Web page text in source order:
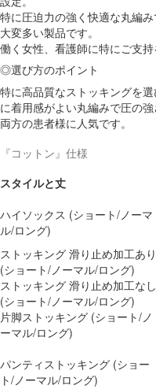
特に圧迫力の強く快適な丸編
大変多い製品です。
働く女性、看護師に特にご支持
◎選び方のポイント
特に高品質なストッキングを
に着用感がよい丸編みで圧の
両方の患者様に人気です。
『コットン』仕様
スタイルと丈
ハイソックス (ショート/ノーマ
ル/ロング)
ストッキング 滑り止め加工あり
(ショート/ノーマル/ロング)
ストッキング 滑り止め加工なし
(ショート/ノーマル/ロング)
片脚ストッキング (ショート/ノ
ーマル/ロング)
パンティストッキング (ショー
ト/ノーマル/ロング)